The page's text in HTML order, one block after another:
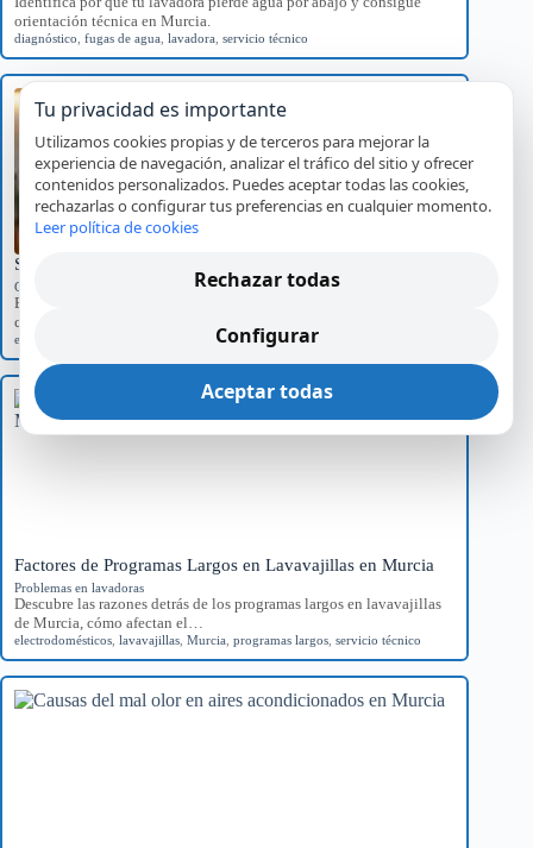
orientación técnica en Murcia.
diagnóstico fugas de agua lavadora servicio técnico
Significado del Error E01 en Hornos Teka y Soluciones
Códigos de error por marca
Explora el significado del error E01 en hornos Teka, sus causas
comunes y el impacto…
error E01 ,servicio técnico
Factores de Programas Largos en Lavavajillas en Murcia
Problemas en lavadoras
Descubre las razones detrás de los programas largos en lavavajillas
de Murcia, cómo afectan el…
electrodomésticos lavavajillas Murcia programas largos servicio técnico
Tu privacidad es importante
Utilizamos cookies propias y de terceros para mejorar la
experiencia de navegación, analizar el tráfico del sitio y ofrecer
contenidos personalizados. Puedes aceptar todas las cookies,
rechazarlas o configurar tus preferencias en cualquier momento.
Leer política de cookies
Rechazar todas
Configurar
Aceptar todas